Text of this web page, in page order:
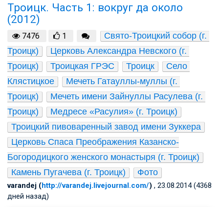
Троицк. Часть 1: вокруг да около
(2012)
7476 1
Свято-Троицкий собор (г.
Троицк)
Церковь Александра Невского (г.
Троицк)
Троицкая ГРЭС Троицк
Село
Клястицкое
Мечеть Гатауллы-муллы (г.
Троицк)
Мечеть имени Зайнуллы Расулева (г.
Троицк)
Медресе «Расулия» (г. Троицк)
Троицкий пивоваренный завод имени Зуккера
Церковь Спаса Преображения Казанско-
Богородицкого женского монастыря (г. Троицк)
Камень Пугачева (г. Троицк)
Фото
varandej (http://varandej.livejournal.com/) , 23.08.2014 (4368
дней назад)